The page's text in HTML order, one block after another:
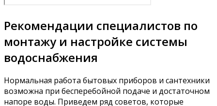
Рекомендации специалистов по
монтажу и настройке системы
водоснабжения
Нормальная работа бытовых приборов и сантехники
возможна при бесперебойной подаче и достаточном
напоре воды. Приведем ряд советов, которые